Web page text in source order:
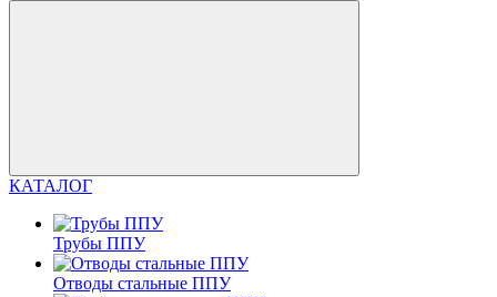
КАТАЛОГ
Трубы ППУ
Отводы стальные ППУ